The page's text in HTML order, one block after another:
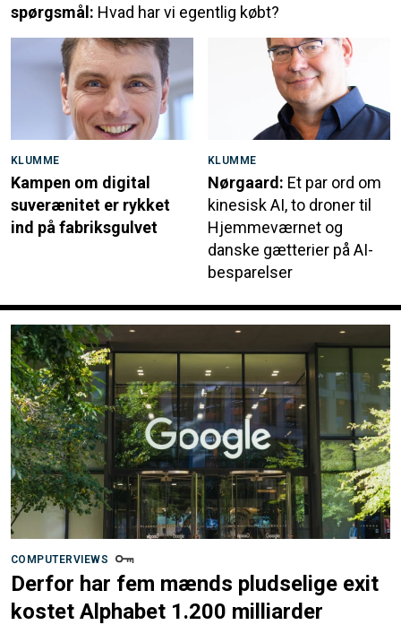
spørgsmål: Hvad har vi egentlig købt?
KLUMME
Kampen om digital
suverænitet er rykket
ind på fabriksgulvet
KLUMME
Nørgaard: Et par ord om
kinesisk AI, to droner til
Hjemmeværnet og
danske gætterier på AI-
besparelser
COMPUTERVIEWS
Derfor har fem mænds pludselige exit
kostet Alphabet 1.200 milliarder